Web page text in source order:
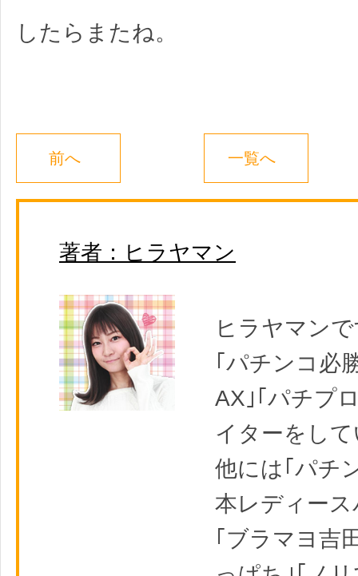
したらまたね。
前へ 一覧へ
著者：ヒラヤマン
ヒラヤマン
｢パチンコ必
AX｣｢パチプ
イターをし
他には｢パチ
本レディー
｢ブラマヨ吉